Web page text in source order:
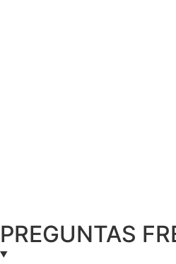
PREGUNTAS